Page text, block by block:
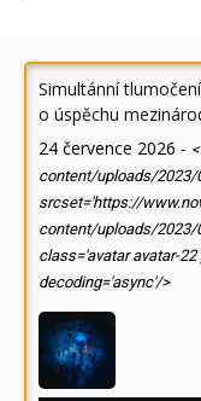
Simultánní
o úspěchu
24 července 2026 -
content/uploads/2023/
srcset='https://
content/uploads/2023/
class='avatar avatar-
decoding='async'/>